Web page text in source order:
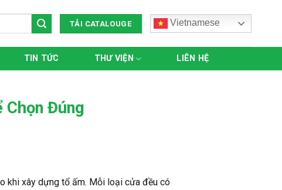
TẢI CATALOUGE Vietnamese
TIN TỨC THƯ VIỆN LIÊN HỆ
Chọn Đúng
khi xây dựng tổ ấm. Mỗi loại cửa đều có